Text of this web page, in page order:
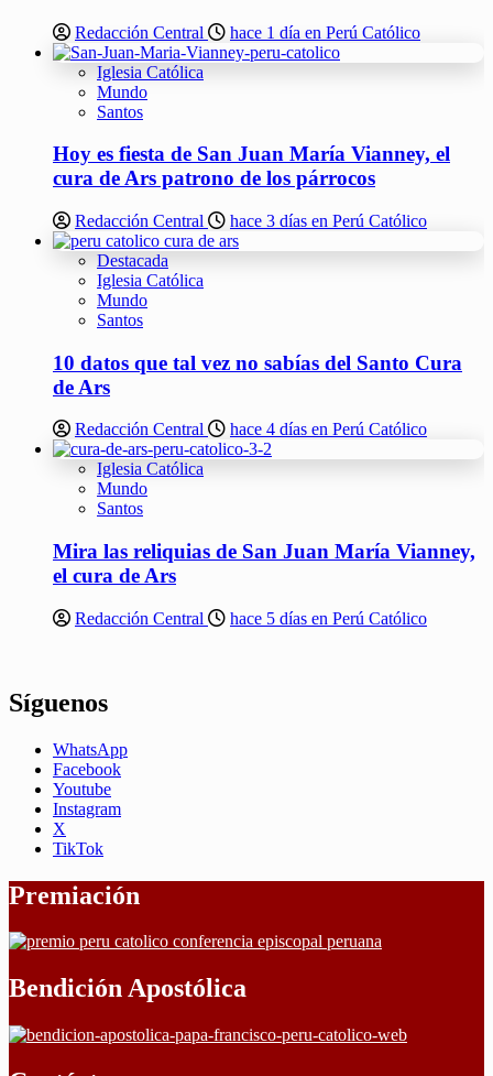
Redacción Central hace 1 día en Perú Católico
Iglesia Católica
Mundo
Santos
Hoy es fiesta de San Juan María Vianney, el
cura de Ars patrono de los párrocos
Redacción Central hace 3 días en Perú Católico
Destacada
Iglesia Católica
Mundo
Santos
10 datos que tal vez no sabías del Santo Cura
de Ars
Redacción Central hace 4 días en Perú Católico
Iglesia Católica
Mundo
Santos
Mira las reliquias de San Juan María Vianney,
el cura de Ars
Redacción Central hace 5 días en Perú Católico
Síguenos
WhatsApp
Facebook
Youtube
Instagram
X
TikTok
Premiación
Bendición Apostólica